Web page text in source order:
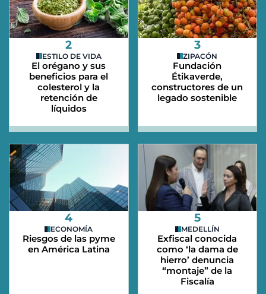
2
ESTILO DE VIDA
El orégano y sus
beneficios para el
colesterol y la
retención de
líquidos
3
ZIPACÓN
Fundación
Étikaverde,
constructores de un
legado sostenible
4
ECONOMÍA
Riesgos de las pyme
en América Latina
5
MEDELLÍN
Exfiscal conocida
como ‘la dama de
hierro’ denuncia
“montaje” de la
Fiscalía